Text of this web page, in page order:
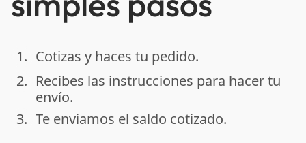
done
1. Cotizas y haces tu pedido.
done
2. Recibes las instrucciones para hacer tu
envío.
done
3. Te enviamos el saldo cotizado.